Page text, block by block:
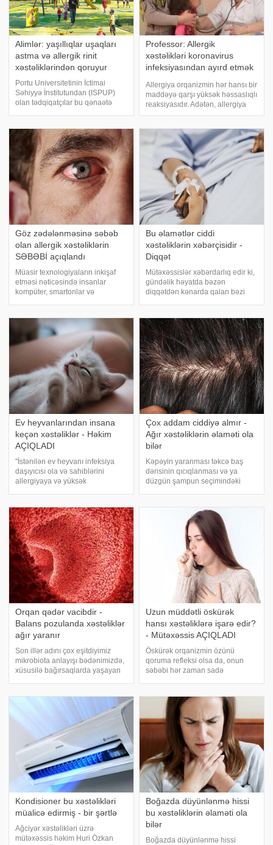
Alimlər: yaşıllıqlar uşaqları
astma və allergik rinit
xəstəliklərindən qoruyur
Portu Universitetinin İctimai
Səhiyyə İnstitutundan (ISPUP)
olan tədqiqatçılar bu qənaətə
allergik rinit xəstəliklərindən
qoruyur, müxtəlif növ heyvanları
Professor: Allergik
xəstəlikləri koronavirus
infeksiyasından ayırd etmək
Allergiya orqanizmin hər hansı bir
maddəyə qarşı yüksək həssaslıqlı
reaksiyasıdır. Adətən, allergiya
özünü dəridə müxtəlif ölçüdə və
immun sistemi tərəfindən zəiflik,
selikli qişaların şişkinliy
Göz zədələnməsinə səbəb
olan allergik xəstəliklərin
SƏBƏBİ açıqlandı
Müasir texnologiyaların inkişaf
etməsi nəticəsində insanlar
kompüter, smartonlar və
istifadə edən insanların
gözlərində ara-sıra qaşınma,
quruluq kimi müəyyə
Bu əlamətlər ciddi
xəstəliklərin xəbərçisidir -
Diqqət
Mütəxəssislər xəbərdarlıq edir ki,
gündəlik həyatda bəzən
diqqətdən kənarda qalan bəzi
göstəricisi ola bilər. xəbər verir ki,
xüsusilə izahsız qanaxma,
bədənd
Ev heyvanlarından insana
keçən xəstəliklər - Həkim
AÇIQLADI
"İstənilən ev heyvanı infeksiya
daşıyıcısı ola və sahiblərini
allergiyaya və yüksək
"İzvestiya" nəşrinə rusiyalı həkim
Aleksandra Filyov
Çox addam ciddiyə almır -
Ağır xəstəliklərin əlaməti ola
bilər
Kəpəyin yaranması təkcə baş
dərisinin qıcıqlanması və ya
düzgün şampun seçimindəki
daha ciddi proseslərdən xəbər
verə bilər. Bunu açıqlamasında
rusiyalı dermatoveneroloq
Orqan qədər vacibdir -
Balans pozulanda xəstəliklər
ağır yaranır
Son illər adını çox eşitdiyimiz
mikrobiota anlayışı bədənimizdə,
xüsusilə bağırsaqlarda yaşayan
mikroorqanizmlər həzm
prosesindən immun sisteminə,
hormon tarazlığında
Uzun müddətli öskürək
hansı xəstəliklərə işarə edir?
- Mütəxəssis AÇIQLADI
Öskürək orqanizmin özünü
qoruma refleksi olsa da, onun
səbəbi hər zaman sadə
davam edən və keçmək bilməyən
öskürək daha ciddi sağlamlıq
problemlərinin xəbərçisinə çevril
Kondisioner bu xəstəlikləri
müalicə edirmiş - bir şərtlə
Ağciyər xəstəlikləri üzrə
mütəxəssis həkim Huri Özkan
Boğazda düyünlənmə hissi
bu xəstəliklərin əlaməti ola
bilər
Boğazda düyünlənmə hissi